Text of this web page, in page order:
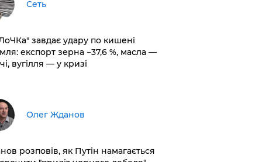
Сеть
завдає удару по кишені
експорт зерна −37,6 %, масла —
вугілля — у кризі
Олег Жданов
розповів, як Путін намагається